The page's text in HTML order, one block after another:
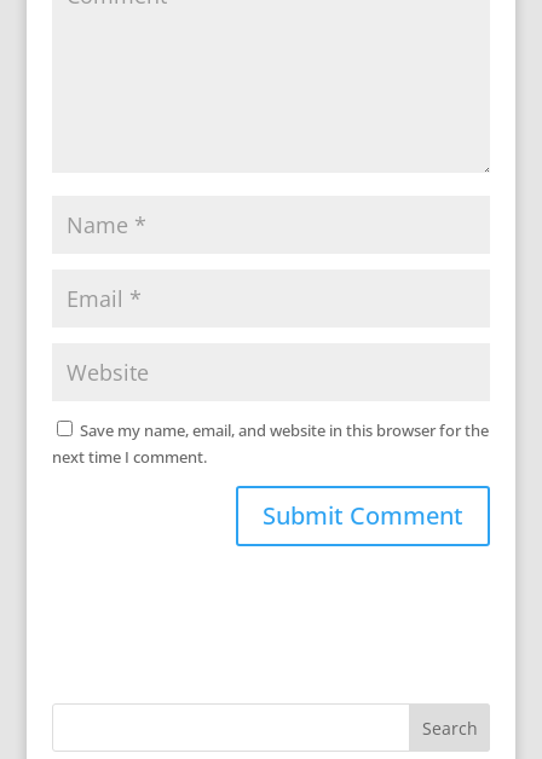
Save my name, email, and website in this browser for the
next time I comment.